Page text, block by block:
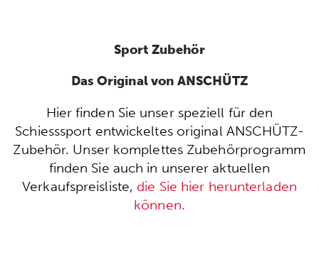
Sport Zubehör
Das Original von ANSCHÜTZ
Hier finden Sie unser speziell für den
Schiesssport entwickeltes original ANSCHÜTZ-
Zubehör. Unser komplettes Zubehörprogramm
finden Sie auch in unserer aktuellen
Verkaufspreisliste, die Sie hier herunterladen
können.